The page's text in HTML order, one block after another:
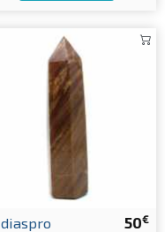
50€
diaspro